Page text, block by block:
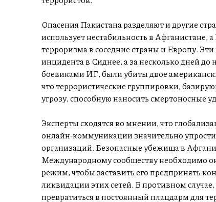
Опасения Пакистана разделяют и другие
использует нестабильность в Афганистане,
терроризма в соседние страны и Европу.
инцидента в Сиднее, а за несколько дней до
боевиками ИГ, были убиты двое
что террористические группировки,
угрозу, способную наносить смертоносные
Эксперты сходятся во мнении, что
онлайн-коммуникации значительно
организаций. Безопасные убежища в
Международному сообществу необходимо
режим, чтобы заставить его предпринять
ликвидации этих сетей. В противном
превратиться в постоянный плацдарм для